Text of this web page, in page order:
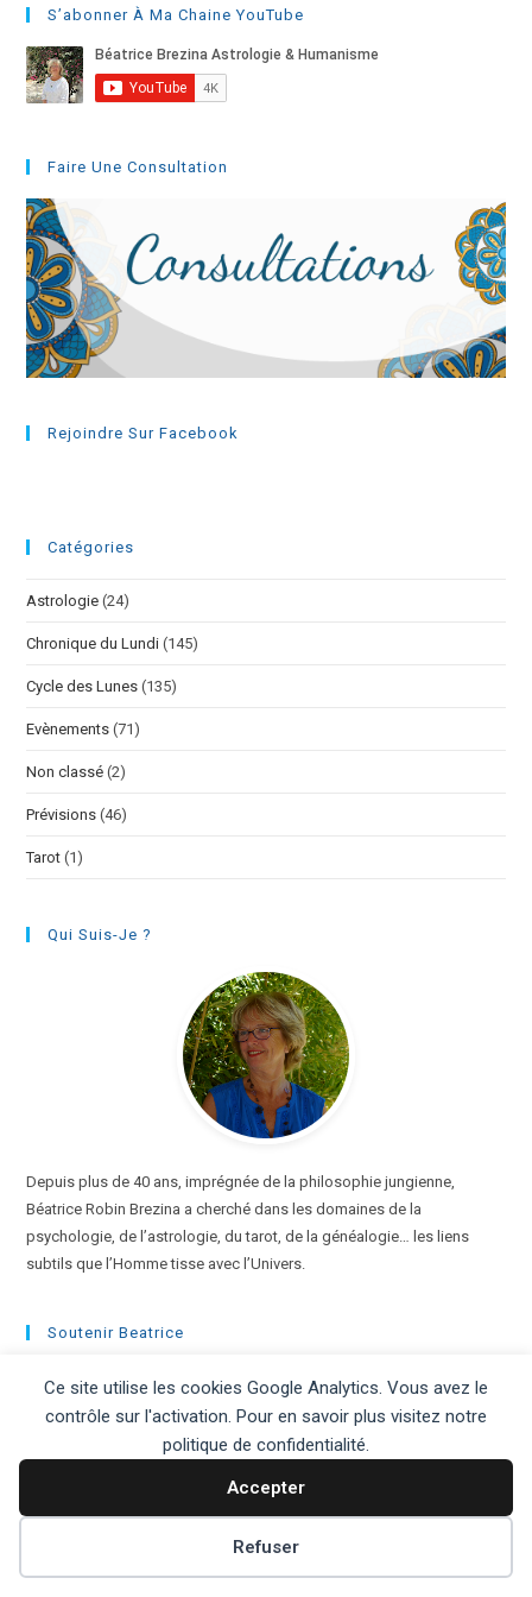
Ce site utilise les cookies Google Analytics. Vous avez le
contrôle sur l'activation. Pour en savoir plus visitez notre
politique de confidentialité.
Accepter
Refuser
S’abonner À Ma Chaine YouTube
Faire Une Consultation
Rejoindre Sur Facebook
Catégories
Astrologie (24)
Chronique du Lundi (145)
Cycle des Lunes (135)
Evènements (71)
Non classé (2)
Prévisions (46)
Tarot (1)
Qui Suis-Je ?
Depuis plus de 40 ans, imprégnée de la philosophie jungienne,
Béatrice Robin Brezina a cherché dans les domaines de la
psychologie, de l’astrologie, du tarot, de la généalogie… les liens
subtils que l’Homme tisse avec l’Univers.
Soutenir Beatrice
Virginie Parée
Angélique Guillemet art